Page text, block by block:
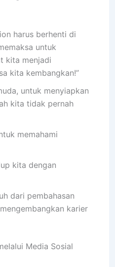
harus berhenti di
untuk
kita menjadi
kita kembangkan!”
untuk menyiapkan
kita tidak pernah
memahami
kita dengan
dari pembahasan
karier
Media Sosial